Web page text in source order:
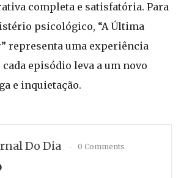
completa e satisfatória. Para
psicológico, “A Última
representa uma experiência
episódio leva a um novo
e inquietação.
Do Dia 0 Comments